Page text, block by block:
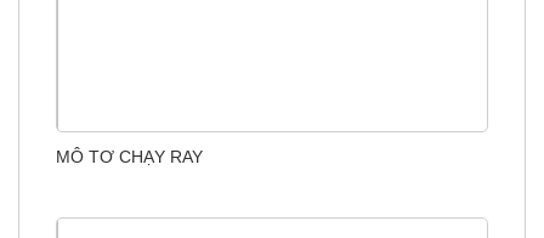
MÔ TƠ CHẠY RAY